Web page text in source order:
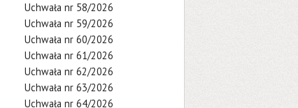
Uchwała nr 58/2026
Uchwała nr 59/2026
Uchwała nr 60/2026
Uchwała nr 61/2026
Uchwała nr 62/2026
Uchwała nr 63/2026
Uchwała nr 64/2026